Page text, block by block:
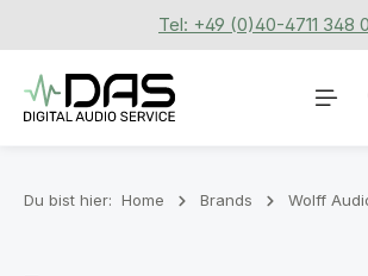
Zum Hauptinhalt springenTel: +49 (0)40-4711 348 0
Du bist hier: Home Brands Wolff